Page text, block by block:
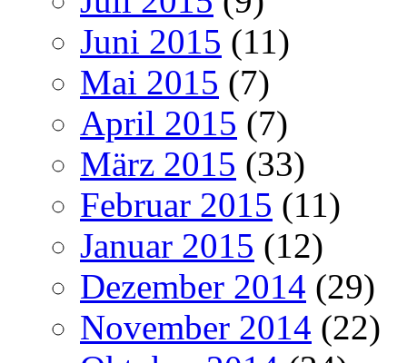
Juni 2015 (11)
Mai 2015 (7)
April 2015 (7)
März 2015 (33)
Februar 2015 (11)
Januar 2015 (12)
Dezember 2014 (29)
November 2014 (22)